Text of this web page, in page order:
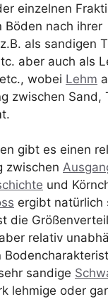
einzelnen
Böden nach ihrer
als sandigen
aber auch als
wobei Lehm
zwischen Sand,
gibt es einen
zwischen
und
ergibt natürlich
die
relativ
sandige
lehmige oder